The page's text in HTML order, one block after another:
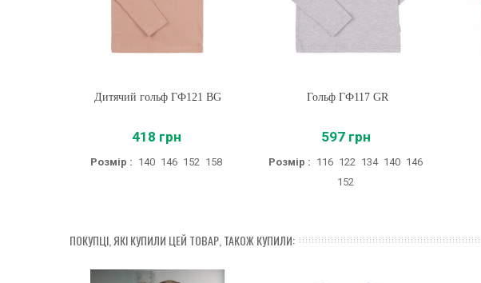
Купити
Дитячий гольф ГФ121 BG
418 грн
Розмір : 140 146 152 158
Купити
Гольф ГФ117 GR
597 грн
Розмір : 116 122 134 140 146
152
ПОКУПЦІ, ЯКІ КУПИЛИ ЦЕЙ ТОВАР, ТАКОЖ КУПИЛИ: